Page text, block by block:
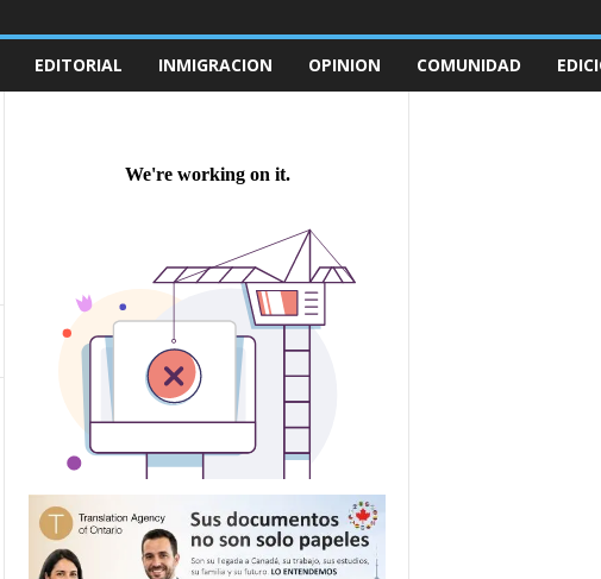
EDITORIAL INMIGRACION OPINION COMUNIDAD